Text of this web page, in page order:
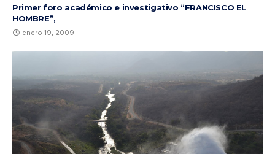
Primer foro académico e investigativo “FRANCISCO EL
HOMBRE”,
enero 19, 2009